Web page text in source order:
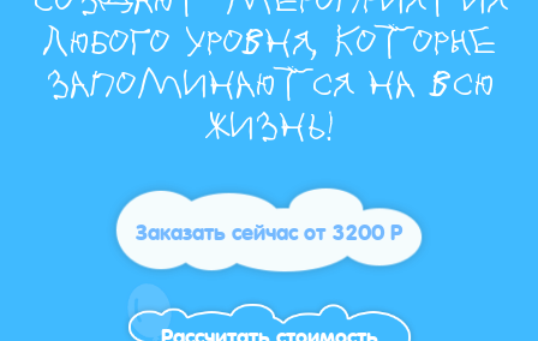
любого уровня, которые
запоминаются на всю
жизнь!
Заказать сейчас от 3200 Р